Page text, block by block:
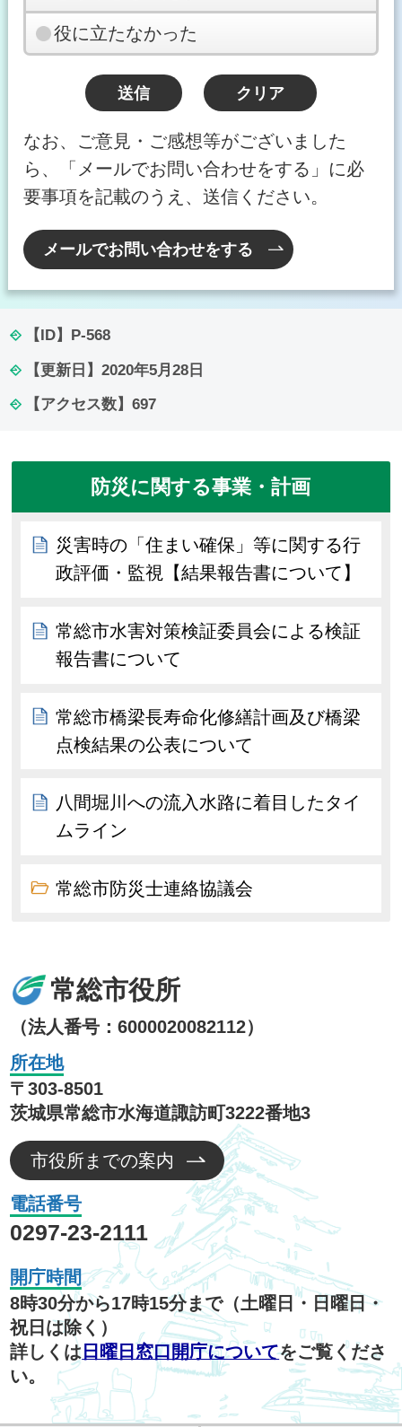
役に立たなかった
なお、ご意見・ご感想等がございました
ら、「メールでお問い合わせをする」に必
要事項を記載のうえ、送信ください。
メールでお問い合わせをする
【ID】 P-568
【更新日】 2020年5月28日
【アクセス数】 697
防災に関する事業・計画
災害時の「住まい確保」等に関する行
政評価・監視【結果報告書について】
常総市水害対策検証委員会による検証
報告書について
常総市橋梁長寿命化修繕計画及び橋梁
点検結果の公表について
八間堀川への流入水路に着目したタイ
ムライン
常総市防災士連絡協議会
常総市役所
（法人番号：6000020082112）
所在地
〒303-8501
茨城県常総市水海道諏訪町3222番地3
市役所までの案内
電話番号
0297-23-2111
開庁時間
8時30分から17時15分まで（土曜日・日曜日・
祝日は除く）
詳しくは 日曜日窓口開庁についてをご覧くださ
い。